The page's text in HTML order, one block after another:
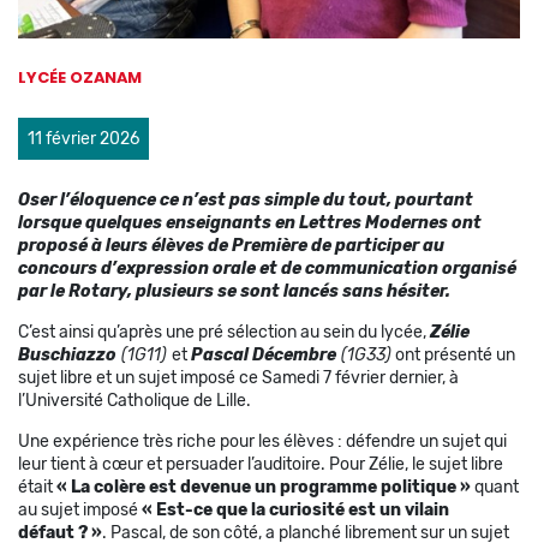
LYCÉE OZANAM
11 février 2026
Oser l’éloquence ce n’est pas simple du tout, pourtant
lorsque quelques enseignants en Lettres Modernes ont
proposé à leurs élèves de Première de participer au
concours d’expression orale et de communication organisé
par le Rotary, plusieurs se sont lancés sans hésiter.
C’est ainsi qu’après une pré sélection au sein du lycée,Zélie
Buschiazzo (1G11) etPascal Décembre (1G33)ont présenté un
sujet libre et un sujet imposé ce Samedi 7 février dernier, à
l’Université Catholique de Lille.
Une expérience très riche pour les élèves : défendre un sujet qui
leur tient à cœur et persuader l’auditoire. Pour Zélie, le sujet libre
était« La colère est devenue un programme politique »quant
au sujet imposé« Est-ce que la curiosité est un vilain
défaut ? ». Pascal, de son côté, a planché librement sur un sujet